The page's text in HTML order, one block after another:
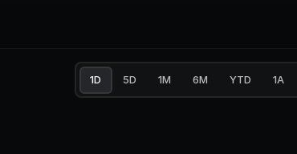
1D 5D 1M 6M YTD 1A